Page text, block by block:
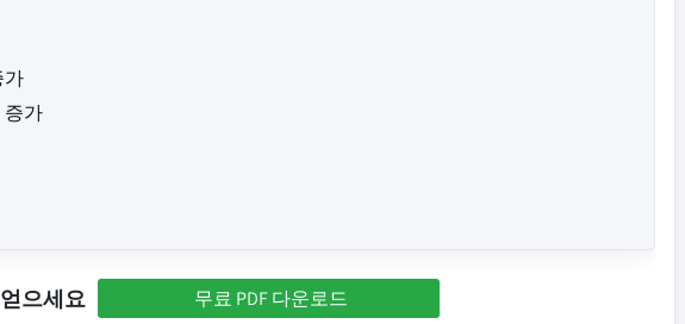
가
증가
으세요 무료 PDF 다운로드